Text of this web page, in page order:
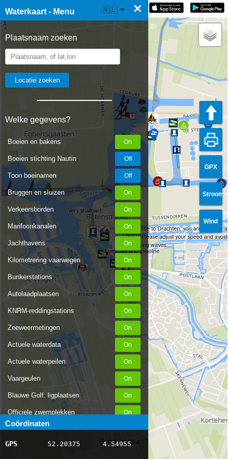
Waterkaart - Menu ×
Plaatsnaam zoeken
Welke gegevens?
Boeien en bakens
Boeien stichting Nautin
Toon boeinamen
Bruggen en sluizen
Verkeersborden
Marifoonkanalen
Jachthavens
Kilometrering vaarwegen
Bunkerstations
Autolaadplaatsen
KNRM-reddingstations
Zeeweermetingen
Actuele waterdata
Actuele waterpeilen
Vaargeulen
Blauwe Golf: ligplaatsen
Officiele zwemplekken
Stremmingen/hinder
AIS scheepsposities
Coördinaten
GPS 52.20375 4.54955
☰ Waterkaart Live 🇳🇱
GPX
Stroom
Wind
Very shallow!!
Fuel GTL and gasoline
Welcome to Drachten, you are entering a
area. Please adjust your speed and avoid
annoying waves.